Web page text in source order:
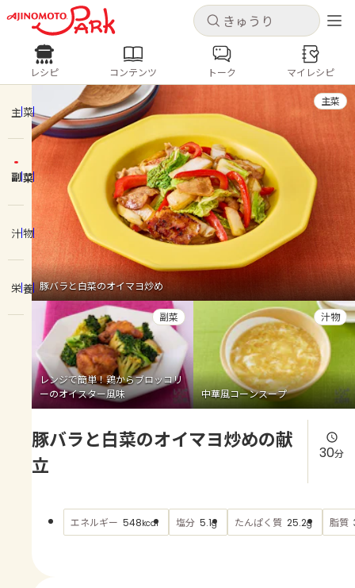
キャンセル
ログインするとレシピを保存できます
ログイン 新規登録
ホーム
コンテンツ
レシピ
トーク
よくあるお問い合わせ
お買い物
AJINOMOTO PARK とは
キャンセル
レシピ コンテンツ
人気の食材・レシピ
きゅうり なす トマト
とうもろこし
ピーマン
みょうが ゴーヤ
レシピ コンテンツ トーク マイレシピ
主菜
副菜
汁物
栄養 豚バラと白菜のオイマヨ炒め
主菜
レンジで簡単！鶏からブロッコリ
ーのオイスター風味
副菜
中華風コーンスープ
汁物
豚バラと白菜のオイマヨ炒めの献
立
30分
エネルギー 548kcal 塩分 5.1g たんぱく質 25.2g 脂質